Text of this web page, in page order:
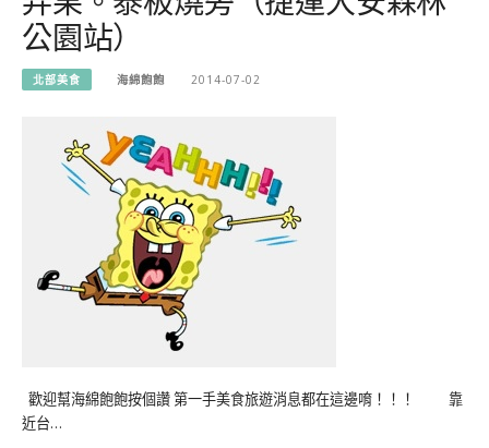
公園站）
北部美食 海綿飽飽 2014-07-02
歡迎幫海綿飽飽按個讚 第一手美食旅遊消息都在這邊唷！！！ 靠
近台…